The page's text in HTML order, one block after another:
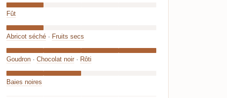
Fût
Abricot séché· Fruits secs
Goudron· Chocolat noir· Rôti
Baies noires